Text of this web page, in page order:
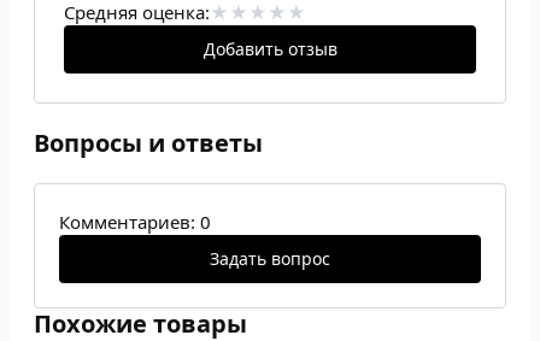
Средняя оценка:
Добавить отзыв
Вопросы и ответы
Комментариев: 0
Задать вопрос
Похожие товары